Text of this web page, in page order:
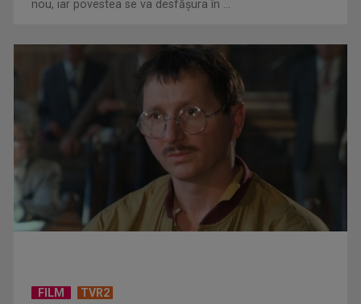
(P) Programări non-stop: cum umple un sistem online
golurile din agenda ...
nou, iar povestea se va desfășura în ...
FILM TVR2